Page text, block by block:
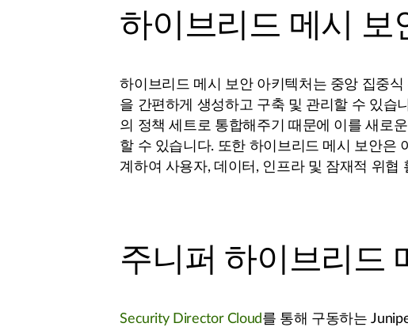
하이브리드 메시 보
하이브리드 메시 보안 아키텍처는 중앙 집중
을 간편하게 생성하고 구축 및 관리할 수 있습
의 정책 세트로 통합해주기 때문에 이를 새로
할 수 있습니다. 또한 하이브리드 메시 보안은
계하여 사용자, 데이터, 인프라 및 잠재적 위
주니퍼 하이브리드
Security Director Cloud를 통해 구동하는